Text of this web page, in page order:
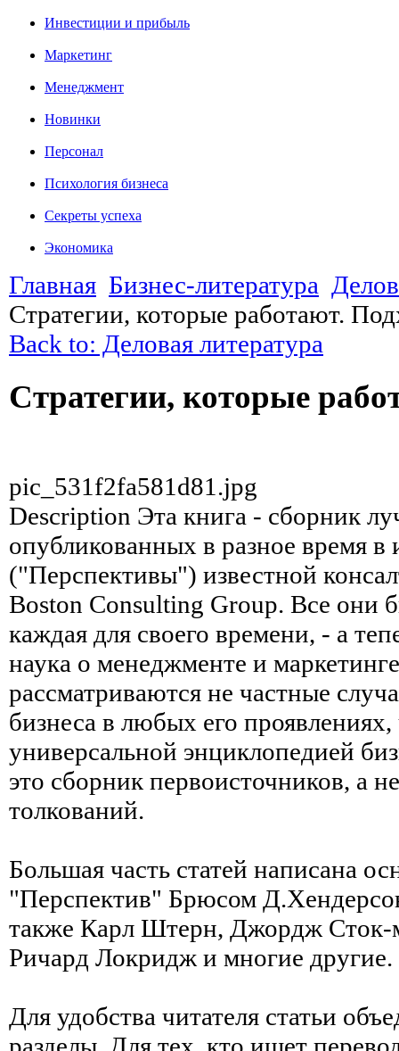
Инвестиции и прибыль
Маркетинг
Менеджмент
Новинки
Персонал
Психология бизнеса
Секреты успеха
Экономика
Главная Бизнес-литература
Стратегии, которые работают.
Back to: Деловая литература
Стратегии, которые
pic_531f2fa581d81.jpg
Description Эта книга - сборник
опубликованных в разное время в
("Перспективы") известной
Boston Consulting Group. Все они
каждая для своего времени, - а
наука о менеджменте и
рассматриваются не частные
бизнеса в любых его проявлениях,
универсальной энциклопедией
это сборник первоисточников, а
толкований.
Большая часть статей написана
"Перспектив" Брюсом
также Карл Штерн, Джордж
Ричард Локридж и многие другие.
Для удобства читателя статьи